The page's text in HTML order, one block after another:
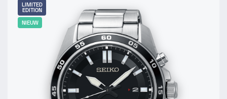
LIMITED
EDITION
NIEUW